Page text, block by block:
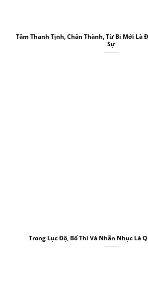
Tâm Thanh Tịnh, Chân Thành, Từ Bi Mới Là
Sự
Trong Lục Độ, Bố Thì Và Nhẫn Nhục Là